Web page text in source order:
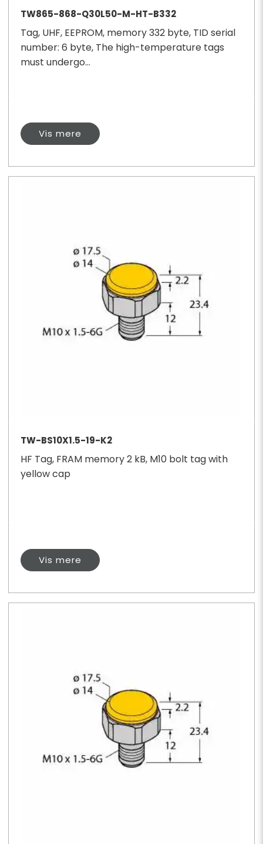
TW865-868-Q30L50-M-HT-B332
Tag, UHF, EEPROM, memory 332 byte, TID serial
number: 6 byte, The high-temperature tags
must undergo...
Vis mere
TW-BS10X1.5-19-K2
HF Tag, FRAM memory 2 kB, M10 bolt tag with
yellow cap
Vis mere